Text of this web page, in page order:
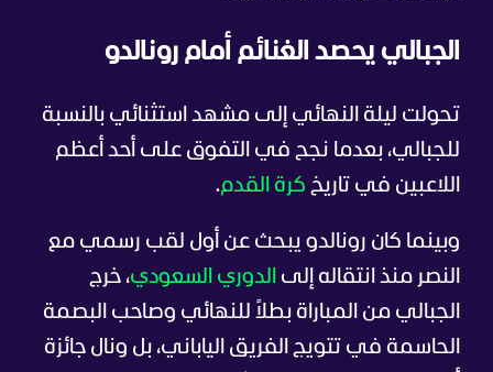
الجبالي يحصد الغنائم أمام رونالدو
تحولت ليلة النهائي إلى مشهد استثنائي بالنسبة
للجبالي، بعدما نجح في التفوق على أحد أعظم
اللاعبين في تاريخ كرة القدم.
وبينما كان رونالدو يبحث عن أول لقب رسمي مع
النصر منذ انتقاله إلى الدوري السعودي، خرج
الجبالي من المباراة بطلاً للنهائي وصاحب البصمة
الحاسمة في تتويج الفريق الياباني، بل ونال جائزة